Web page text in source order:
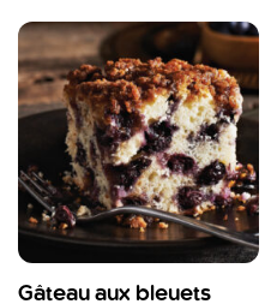
Gâteau aux bleuets